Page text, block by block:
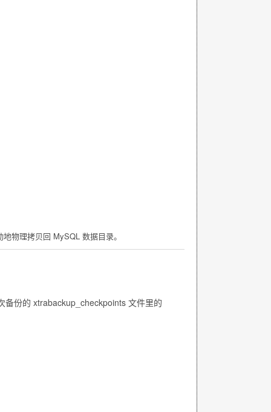
物理拷贝回 MySQL 数据目录。
备份的 xtrabackup_checkpoints 文件里的